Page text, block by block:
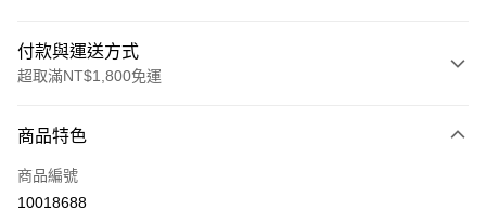
付款與運送方式
超取滿NT$1,800免運
信用卡一次付款
LINE Pay
商品特色
商品編號
10018688